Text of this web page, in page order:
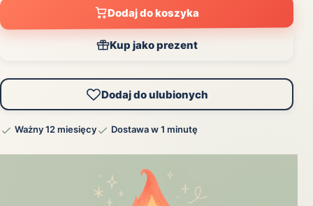
Dodaj do koszyka
Kup jako prezent
Dodaj do ulubionych
Ważny 12 miesięcy Dostawa w 1 minutę